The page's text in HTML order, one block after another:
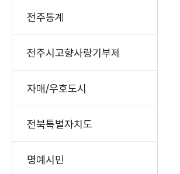
전주통계
전주시고향사랑기부제
자매/우호도시
전북특별자치도
명예시민